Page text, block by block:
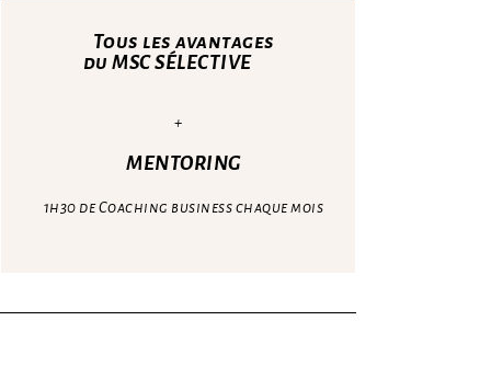
Tous les avantages
du MSC SÉLECTIVE
+
MENTORING
1h30 de Coaching business chaque mois